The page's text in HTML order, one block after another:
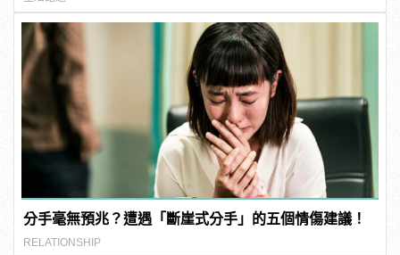
分手毫無預兆？遭遇「斷崖式分手」的五個情傷建議！
RELATIONSHIP